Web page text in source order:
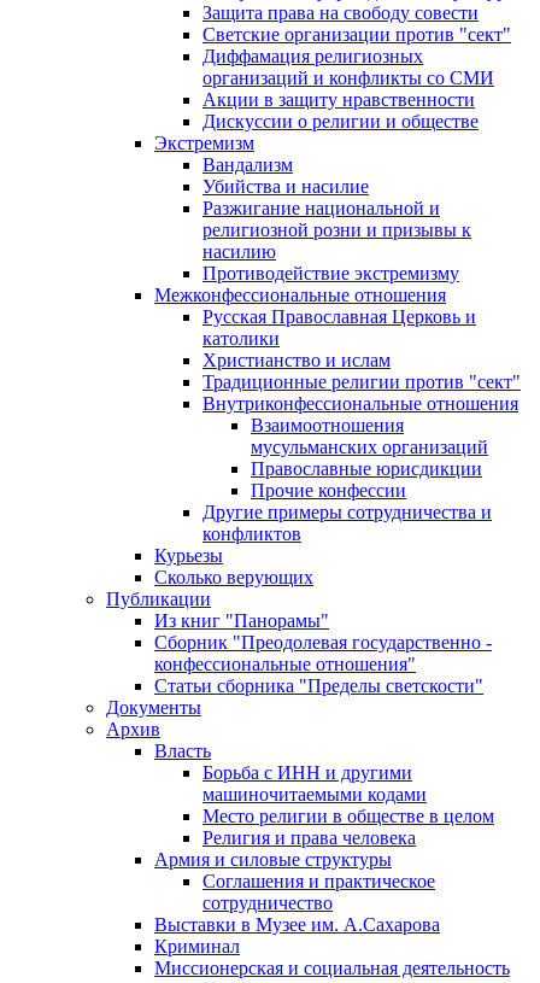
Защита права на свободу совести
Светские организации против "сект"
Диффамация религиозных
организаций и конфликты со СМИ
Акции в защиту нравственности
Дискуссии о религии и обществе
Экстремизм
Вандализм
Убийства и насилие
Разжигание национальной и
религиозной розни и призывы к
насилию
Противодействие экстремизму
Межконфессиональные отношения
Русская Православная Церковь и
католики
Христианство и ислам
Традиционные религии против "сект"
Внутриконфессиональные отношения
Взаимоотношения
мусульманских организаций
Православные юрисдикции
Прочие конфессии
Другие примеры сотрудничества и
конфликтов
Курьезы
Сколько верующих
Публикации
Из книг "Панорамы"
Сборник "Преодолевая государственно -
конфессиональные отношения"
Статьи сборника "Пределы светскости"
Документы
Архив
Власть
Борьба с ИНН и другими
машиночитаемыми кодами
Место религии в обществе в целом
Религия и права человека
Армия и силовые структуры
Соглашения и практическое
сотрудничество
Выставки в Музее им. А.Сахарова
Криминал
Миссионерская и социальная деятельность